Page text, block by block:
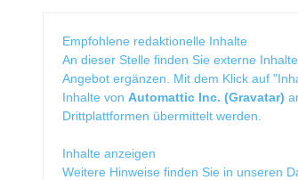
Empfohlene redaktionelle Inhalte
An dieser Stelle finden Sie externe
Angebot ergänzen. Mit dem Klick auf
Inhalte von Automattic Inc. (Gravatar)
Drittplattformen übermittelt werden.
Inhalte anzeigen
Weitere Hinweise finden Sie in unseren